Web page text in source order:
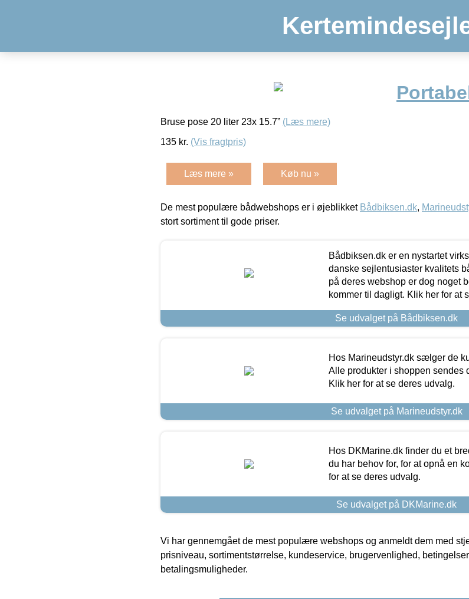
Bruse pose 20 liter 23x 15.7” (Læs mere)
135 kr. (Vis fragtpris)
Læs mere » Køb nu »
De mest populære bådwebshops er i øjeblikket Bådbiksen.dk,
stort sortiment til gode priser.
Bådbiksen.dk er en nystartet
danske sejlentusiaster kvalitets
på deres webshop er dog noget
kommer til dagligt. Klik her for at
Se udvalget på Bådbiksen.dk
Hos Marineudstyr.dk sælger de
Alle produkter i shoppen sendes
Klik her for at se deres udvalg.
Se udvalget på Marineudstyr.dk
Hos DKMarine.dk finder du et
du har behov for, for at opnå en
for at se deres udvalg.
Se udvalget på DKMarine.dk
Vi har gennemgået de mest populære webshops og anmeldt dem med
prisniveau, sortimentstørrelse, kundeservice, brugervenlighed,
betalingsmuligheder.